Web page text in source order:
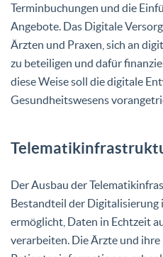
Terminbuchungen und die
Angebote. Das Digitale
Ärzten und Praxen, sich an
zu beteiligen und dafür
diese Weise soll die digitale
Gesundheitswesens
Der Ausbau der
Bestandteil der Digitalisierung
ermöglicht, Daten in Echtzeit
verarbeiten. Die Ärzte und